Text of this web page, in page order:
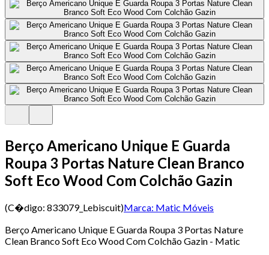
Berço Americano Unique E Guarda
Roupa 3 Portas Nature Clean Branco
Soft Eco Wood Com Colchão Gazin
(C�digo: 833079_Lebiscuit)Marca: Matic Móveis
Berço Americano Unique E Guarda Roupa 3 Portas Nature
Clean Branco Soft Eco Wood Com Colchão Gazin - Matic